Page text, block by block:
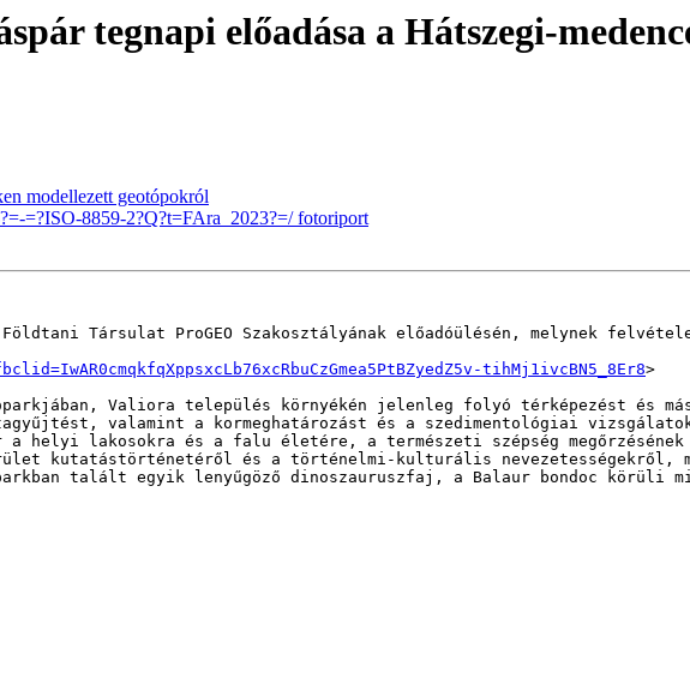
tegnapi előadása a Hátszegi-
modellezett geotópokról
=?ISO-8859-2?Q?t=FAra_2023?=/ fotoriport
Társulat ProGEO Szakosztályának előadóülésén, melynek
tihMj1ivcBN5_8Er8>
Valiora település környékén jelenleg folyó térképezést és
valamint a kormeghatározást és a szedimentológiai
helyi lakosokra és a falu életére, a természeti szépség
kutatástörténetéről és a történelmi-kulturális nevezetességekről,
talált egyik lenyűgöző dinoszauruszfaj, a Balaur bondoc körüli